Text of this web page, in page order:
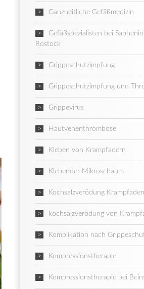
Ganzheitliche Gefäßmedizin
Gefäßspezialisten bei
Rostock
Grippeschutzimpfung
Grippeschutzimpfung und
Grippevirus
Hautvenenthrombose
Kleben von Krampfadern
Klebender Mikroschaum
Kochsalzverödung
kochsalzverödung von
Komplikation nach
Kompressionstherapie
Kompressionstherapie bei